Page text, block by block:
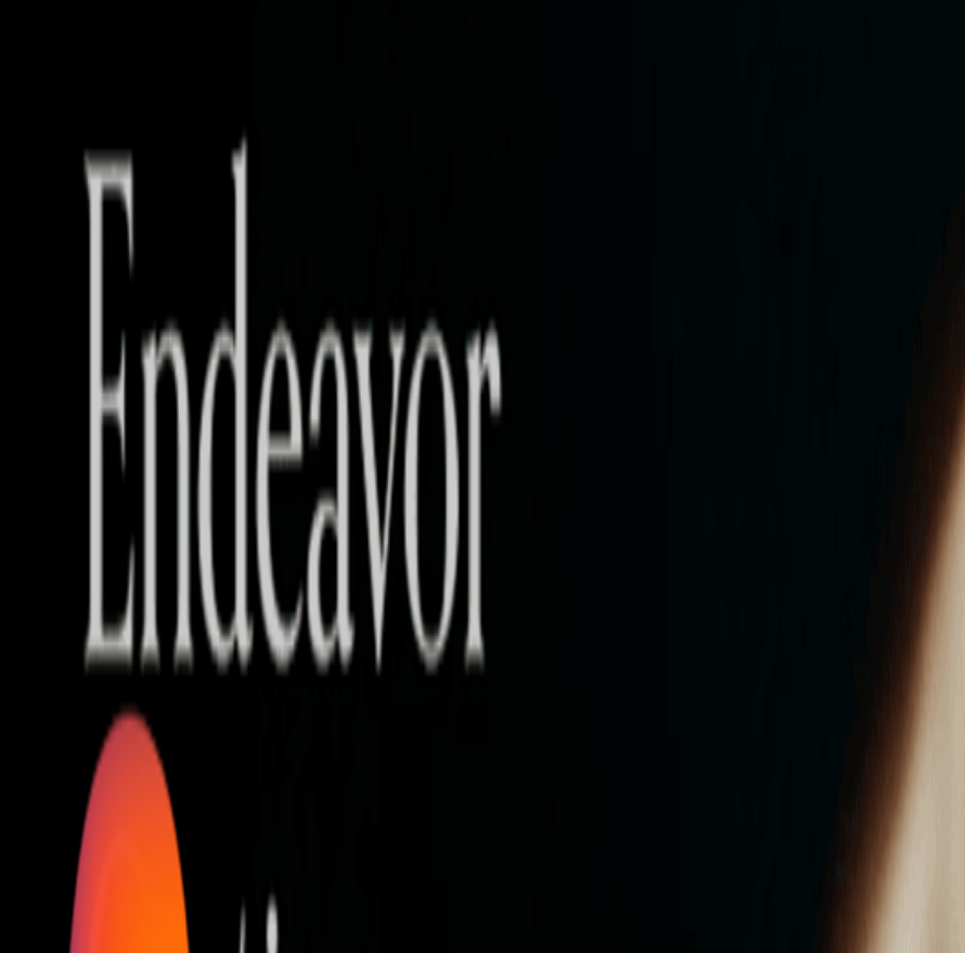
Who we are
AT PARTNERSが提供するファンド・オブ・ファンズを活用した
オープンイノベーション活動のフロー
詳しく見る
AT PARTNERS3つの強み